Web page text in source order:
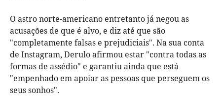
O astro norte-americano entretanto já negou as
acusações de que é alvo, e diz até que são
"completamente falsas e prejudiciais". Na sua conta
de Instagram, Derulo afirmou estar "contra todas as
formas de assédio" e garantiu ainda que está
"empenhado em apoiar as pessoas que perseguem os
seus sonhos".